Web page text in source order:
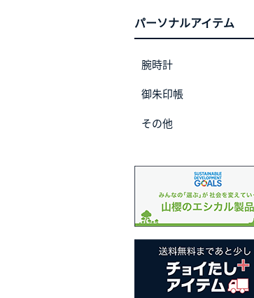
パーソナルアイテム
腕時計
御朱印帳
その他